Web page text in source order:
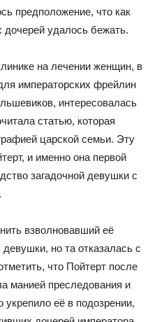
предположение, что как
удалось бежать.
на лечении женщин, в
императорских фрейлин
интересовалась
статью, которая
царской семьи. Эту
и именно она первой
загадочной девушки с
взволновавший её
но та отказалась с
что Пойтерт после
манией преследования и
её в подозрении,